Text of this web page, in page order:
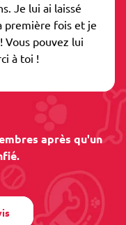
Je lui ai laissé
première fois et je
Vous pouvez lui
à toi !
après qu'un